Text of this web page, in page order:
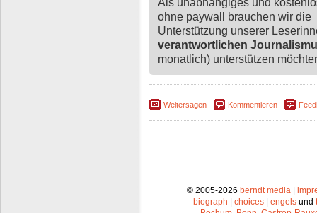
ohne paywall brauchen wir die
Unterstützung unserer
verantwortlichen
monatlich) unterstützen
Weitersagen Kommentieren
© 2005-2026 berndt media|
biograph
choices engels und